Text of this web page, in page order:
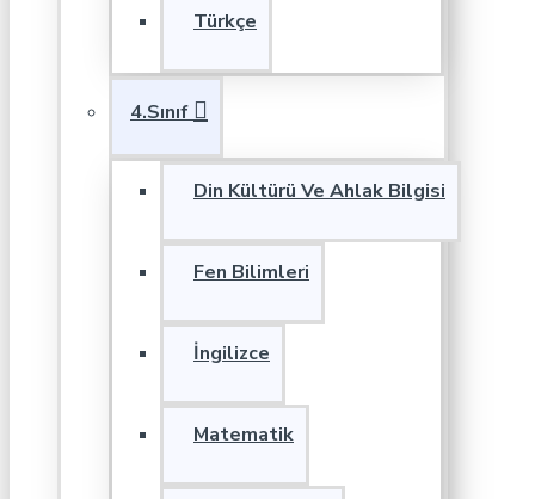
Türkçe
4.Sınıf
Din Kültürü Ve Ahlak Bilgisi
Fen Bilimleri
İngilizce
Matematik